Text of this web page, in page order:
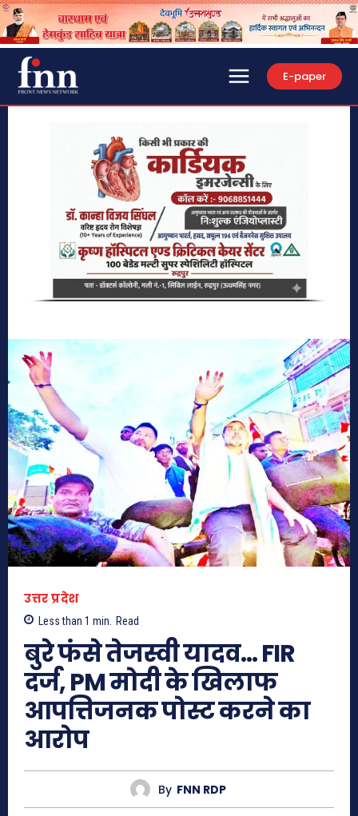
E-paper
उत्तर प्रदेश
Less than 1 min. Read
बुरे फंसे तेजस्वी यादव… FIR
दर्ज, PM मोदी के खिलाफ
आपत्तिजनक पोस्ट करने का
आरोप
By FNN RDP